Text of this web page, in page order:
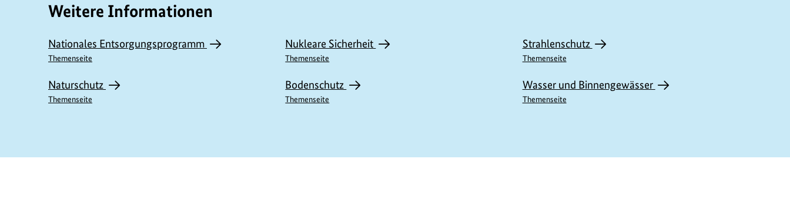
Weitere Informationen
Nationales Entsorgungsprogramm
Themenseite
Nukleare Sicherheit
Themenseite
Strahlenschutz
Themenseite
Naturschutz
Themenseite
Bodenschutz
Themenseite
Wasser und Binnengewässer
Themenseite